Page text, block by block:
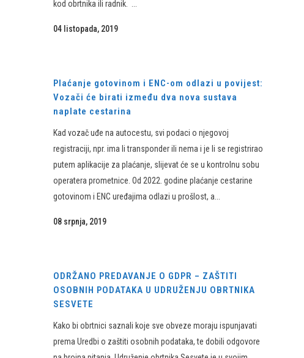
kod obrtnika ili radnik. ...
04 listopada, 2019
Plaćanje gotovinom i ENC-om odlazi u povijest:
Vozači će birati između dva nova sustava
naplate cestarina
Kad vozač uđe na autocestu, svi podaci o njegovoj
registraciji, npr. ima li transponder ili nema i je li se registrirao
putem aplikacije za plaćanje, slijevat će se u kontrolnu sobu
operatera prometnice. Od 2022. godine plaćanje cestarine
gotovinom i ENC uređajima odlazi u prošlost, a...
08 srpnja, 2019
ODRŽANO PREDAVANJE O GDPR – ZAŠTITI
OSOBNIH PODATAKA U UDRUŽENJU OBRTNIKA
SESVETE
Kako bi obrtnici saznali koje sve obveze moraju ispunjavati
prema Uredbi o zaštiti osobnih podataka, te dobili odgovore